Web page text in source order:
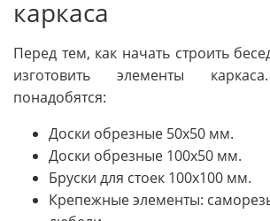
каркаса
Перед тем, как начать строить
изготовить элементы
понадобятся:
Доски обрезные 50х50 мм.
Доски обрезные 100х50 мм.
Бруски для стоек 100х100 мм.
Крепежные элементы: